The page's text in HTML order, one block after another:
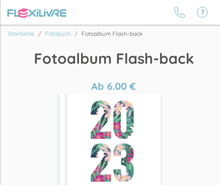
Startseite Fotobuch Fotoalbum Flash-back
Fotoalbum Flash-back
Ab 6.00 €